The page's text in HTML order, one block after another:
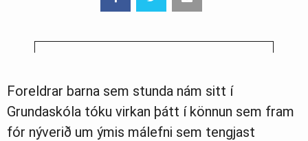
Greinasafn
Ljósmyndasafn
Foreldrar barna sem stunda nám sitt í
Grundaskóla tóku virkan þátt í könnun sem fram
fór nýverið um ýmis málefni sem tengjast